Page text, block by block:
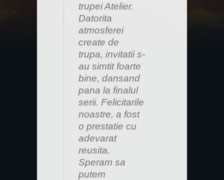
trupei Atelier.
Datorita
atmosferei
create de
trupa, invitatii s-
au simtit foarte
bine, dansand
pana la finalul
serii. Felicitarile
noastre, a fost
o prestatie cu
adevarat
reusita.
Speram sa
putem